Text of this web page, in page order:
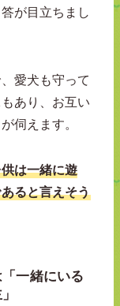
が目立ちまし
愛犬も守って
あり、お互い
伺えます。
は一緒に遊
ると言えそう
一緒にいる